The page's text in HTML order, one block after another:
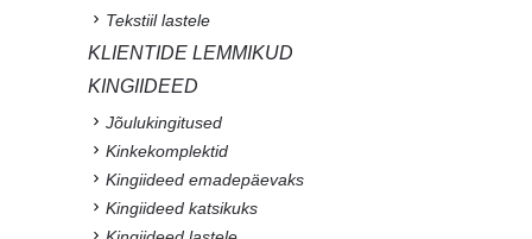
Tekstiil lastele
KLIENTIDE LEMMIKUD
KINGIIDEED
Jõulukingitused
Kinkekomplektid
Kingiideed emadepäevaks
Kingiideed katsikuks